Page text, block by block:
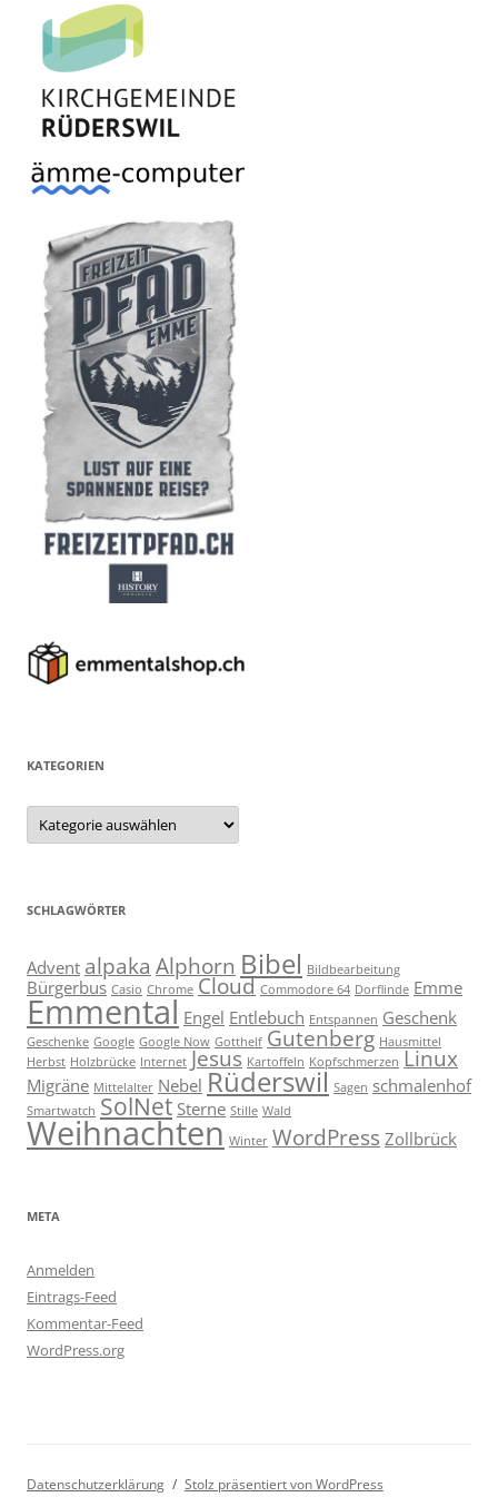
KATEGORIEN
Kategorien
SCHLAGWÖRTER
Advent alpaka Alphorn Bibel Bildbearbeitung
Bürgerbus Casio Chrome Cloud Commodore 64 Dorflinde Emme
Emmental Engel Entlebuch Entspannen Geschenk
Geschenke Google Google Now Gotthelf Gutenberg Hausmittel
Herbst Holzbrücke Internet Jesus Kartoffeln Kopfschmerzen Linux
Migräne Mittelalter Nebel Rüderswil Sagen schmalenhof
Smartwatch SolNet Sterne Stille Wald
Weihnachten Winter WordPress Zollbrück
META
Anmelden
Eintrags-Feed
Kommentar-Feed
WordPress.org
Datenschutzerklärung Stolz präsentiert von WordPress